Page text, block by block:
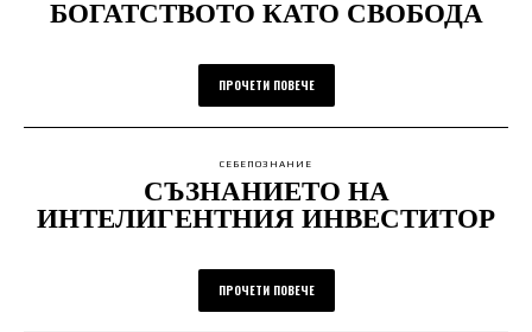
БОГАТСТВОТО КАТО СВОБОДА
ПРОЧЕТИ ПОВЕЧЕ
СЕБЕПОЗНАНИЕ
СЪЗНАНИЕТО НА
ИНТЕЛИГЕНТНИЯ ИНВЕСТИТОР
ПРОЧЕТИ ПОВЕЧЕ